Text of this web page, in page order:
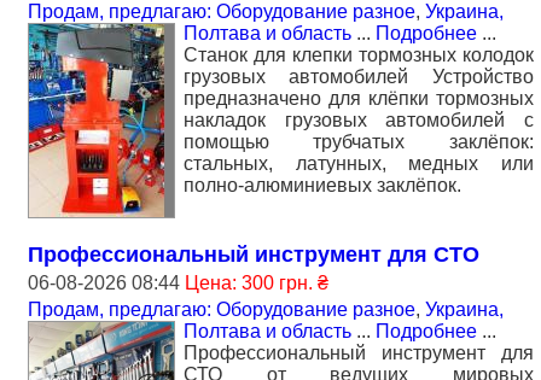
Продам, предлагаю: Оборудование разное, Украина,
Полтава и область ... Подробнее ...
Станок для клепки тормозных колодок
грузовых автомобилей Устройство
предназначено для клёпки тормозных
накладок грузовых автомобилей с
помощью трубчатых заклёпок:
стальных, латунных, медных или
полно-алюминиевых заклёпок.
Профессиональный инструмент для СТО
06-08-2026 08:44 Цена: 300 грн. ₴
Продам, предлагаю: Оборудование разное, Украина,
Полтава и область ... Подробнее ...
Профессиональный инструмент для
СТО от ведущих мировых